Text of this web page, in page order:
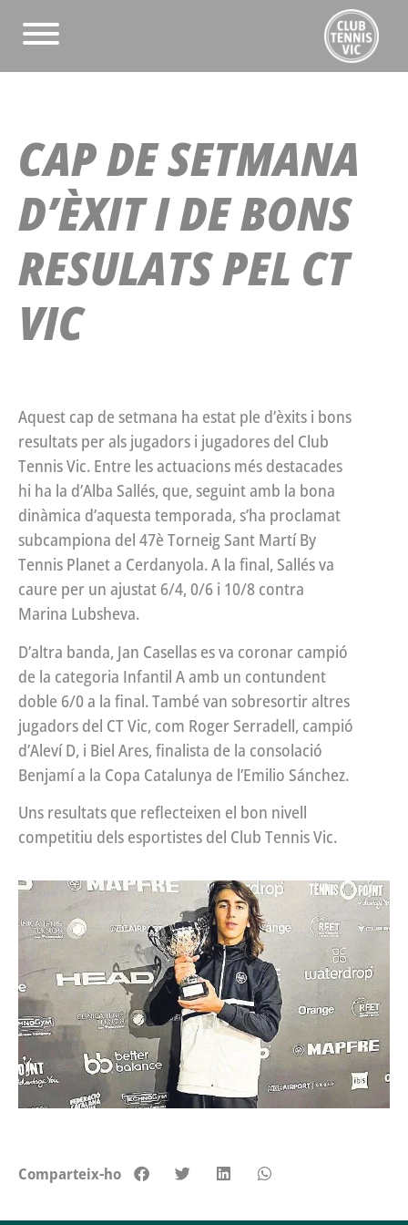
CAP DE SETMANA
D’ÈXIT I DE BONS
RESULATS PEL CT
VIC
Aquest cap de setmana ha estat ple d’èxits i bons
resultats per als jugadors i jugadores del Club
Tennis Vic. Entre les actuacions més destacades
hi ha la d’Alba Sallés, que, seguint amb la bona
dinàmica d’aquesta temporada, s’ha proclamat
subcampiona del 47è Torneig Sant Martí By
Tennis Planet a Cerdanyola. A la final, Sallés va
caure per un ajustat 6/4, 0/6 i 10/8 contra
Marina Lubsheva.
D’altra banda, Jan Casellas es va coronar campió
de la categoria Infantil A amb un contundent
doble 6/0 a la final. També van sobresortir altres
jugadors del CT Vic, com Roger Serradell, campió
d’Aleví D, i Biel Ares, finalista de la consolació
Benjamí a la Copa Catalunya de l’Emilio Sánchez.
Uns resultats que reflecteixen el bon nivell
competitiu dels esportistes del Club Tennis Vic.
Comparteix-ho